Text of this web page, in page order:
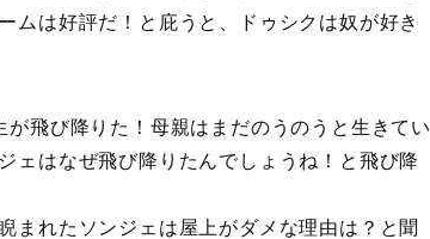
ムは好評だ！と庇うと、ドゥシクは奴が好き
飛び降りた！母親はまだのうのうと生きてい
ェはなぜ飛び降りたんでしょうね！と飛び降
まれたソンジェは屋上がダメな理由は？と聞